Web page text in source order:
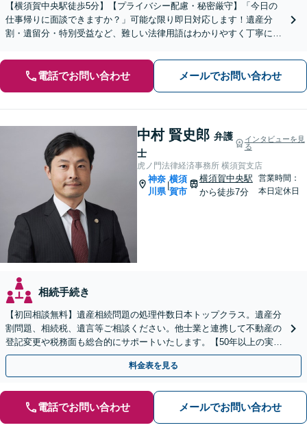
【横須賀中央駅徒歩5分】【プライバシー配慮・秘密厳守】「今日の
仕事帰りに面談できますか？」可能な限り即日対応します！遺産分
割・遺留分・特別受益など、難しい法律用語はわかりやすく丁寧に説
電話でお問い合わせ メールでお問い合わせ
中村 賢史郎 弁護
士
インタビューを見
る
虎ノ門法律経済事務所 横須賀支店
神奈
川県
横須
賀市
横須賀中央駅
から徒歩7分
営業時間：
本日定休日
相続手続き
【初回相談無料】遺産相続問題の処理件数日本トップクラス。遺産分
割問題、相続税、遺言等ご相談ください。他士業と連携して不動産の
登記変更や税務面も総合的にサポートいたします。【50年以上の実績
と信頼】
料金表を見る
電話でお問い合わせ メールでお問い合わせ